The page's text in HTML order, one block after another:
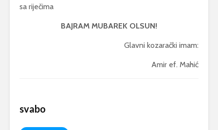
sa riječima
BAJRAM MUBAREK OLSUN!
Glavni kozarački imam:
Amir ef. Mahić
svabo